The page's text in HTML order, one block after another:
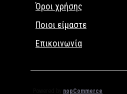
Όροι χρήσης
Ποιοι είμαστε
Επικοινωνία
nopCommerce